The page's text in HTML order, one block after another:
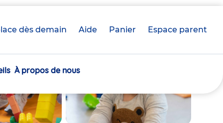
dès demain Aide Panier crèche(s)
Espace parent
À propos de nous